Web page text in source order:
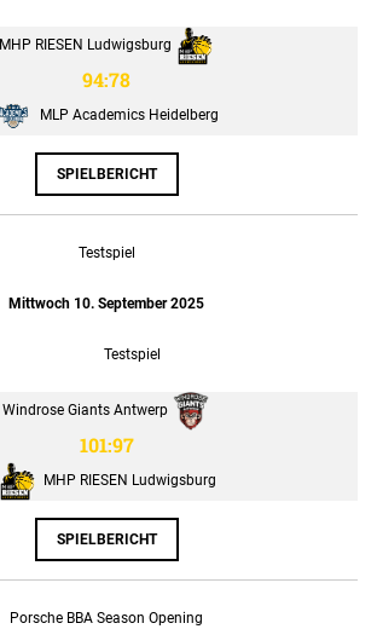
MHP RIESEN Ludwigsburg
94:78
MLP Academics Heidelberg
SPIELBERICHT
Testspiel
Mittwoch 10. September 2025
Testspiel
Windrose Giants Antwerp
101:97
MHP RIESEN Ludwigsburg
SPIELBERICHT
Porsche BBA Season Opening